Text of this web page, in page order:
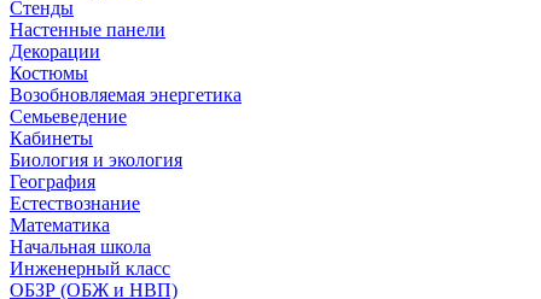
Стенды
Настенные панели
Декорации
Костюмы
Возобновляемая энергетика
Семьеведение
Кабинеты
Биология и экология
География
Естествознание
Математика
Начальная школа
Инженерный класс
ОБЗР (ОБЖ и НВП)